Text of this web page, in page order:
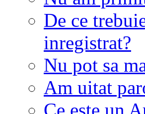
De ce
inregistrat?
Nu pot sa
Am uitat
Ce este un